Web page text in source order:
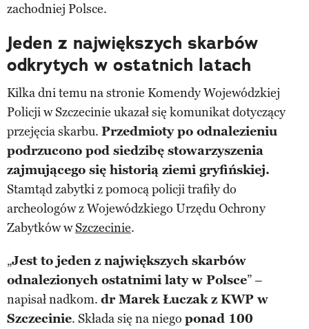
zachodniej Polsce.
Jeden z największych skarbów
odkrytych w ostatnich latach
Kilka dni temu na stronie Komendy Wojewódzkiej
Policji w Szczecinie ukazał się komunikat dotyczący
przejęcia skarbu. Przedmioty po odnalezieniu
podrzucono pod siedzibę stowarzyszenia
zajmującego się historią ziemi gryfińskiej.
Stamtąd zabytki z pomocą policji trafiły do
archeologów z Wojewódzkiego Urzędu Ochrony
Zabytków wSzczecinie.
„Jest to jeden z największych skarbów
odnalezionych ostatnimi laty w Polsce” –
napisał nadkom. dr Marek Łuczak z KWP w
Szczecinie. Składa się na niego ponad 100